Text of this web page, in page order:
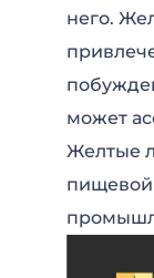
него.
может
Желтые
пищевой